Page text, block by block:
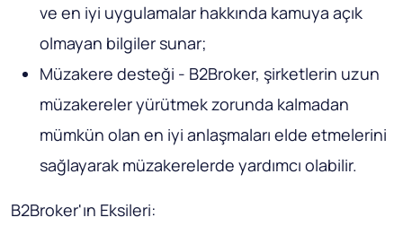
ve en iyi uygulamalar hakkında kamuya açık
olmayan bilgiler sunar;
Müzakere desteği - B2Broker, şirketlerin uzun
müzakereler yürütmek zorunda kalmadan
mümkün olan en iyi anlaşmaları elde etmelerini
sağlayarak müzakerelerde yardımcı olabilir.
B2Broker'ın Eksileri: